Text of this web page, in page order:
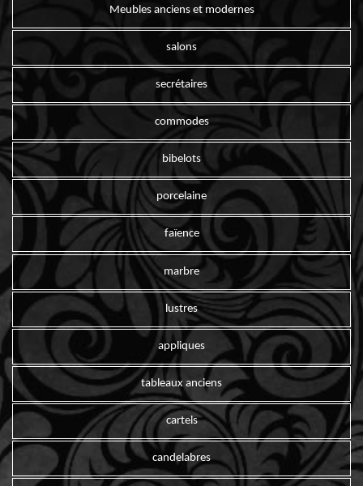
Meubles anciens et modernes
salons
secrétaires
commodes
bibelots
porcelaine
faïence
marbre
lustres
appliques
tableaux anciens
cartels
candelabres